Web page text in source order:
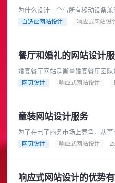
为什么设计一个与所有移动设备
在信息技术迅猛发展的今天，新
自适应网站设计 响应式网站设
餐厅和婚礼的网站设计
婚宴餐厅网站是衡量婚宴餐厅团
要因素。婚礼餐厅网站的设计应
网页设计 响应式网站设计
童装网站设计服务
为了在电子商务市场上竞争，从
有一个网站。童装网站设计是目
网页设计 响应式网站设计